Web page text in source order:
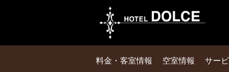
料金・客室情報 空室情報 サー